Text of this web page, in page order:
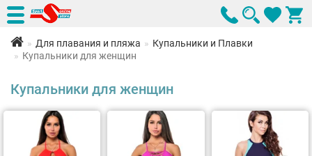
Для плавания и пляжа
Купальники и Плавки
Купальники для женщин
Купальники для женщин